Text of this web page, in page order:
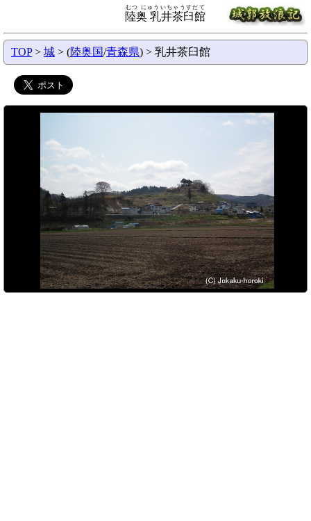
陸奥 乳井茶臼館
むつ にゅういちゃうすだて
TOP> 城 > (陸奥国/青森県) > 乳井茶臼館